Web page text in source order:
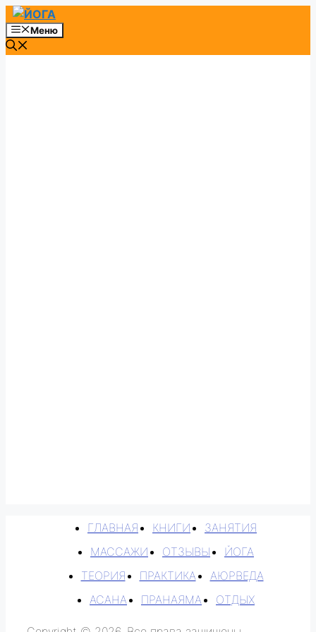
Перейти
содержимому
Меню
ГЛАВНАЯ КНИГИ
ЗАНЯТИЯ
МАССАЖИ
ОТЗЫВЫ
ЙОГА
ТЕОРИЯ
ПРАКТИКА
АЮРВЕДА
АСАНА
ПРАНАЯМА ОТДЫХ